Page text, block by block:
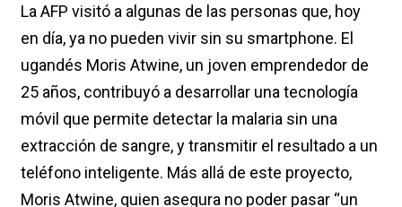
La AFP visitó a algunas de las personas que, hoy
en día, ya no pueden vivir sin su smartphone. El
ugandés Moris Atwine, un joven emprendedor de
25 años, contribuyó a desarrollar una tecnología
móvil que permite detectar la malaria sin una
extracción de sangre, y transmitir el resultado a un
teléfono inteligente. Más allá de este proyecto,
Moris Atwine, quien asegura no poder pasar “un